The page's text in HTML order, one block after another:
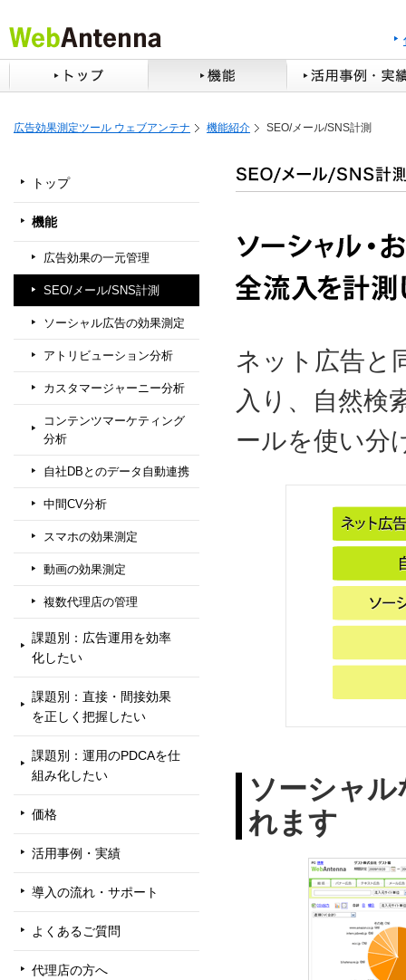
広告効果測定ツール ウェブアンテナ 機能紹介 SEO/メール/SNS計測
トップ
機能
広告効果の一元管理
SEO/メール/SNS計測
ソーシャル広告の効果測定
アトリビューション分析
カスタマージャーニー分析
コンテンツマーケティング
分析
自社DBとのデータ自動連携
中間CV分析
スマホの効果測定
動画の効果測定
複数代理店の管理
課題別：広告運用を効率
化したい
課題別：直接・間接効果
を正しく把握したい
課題別：運用のPDCAを仕
組み化したい
価格
活用事例・実績
導入の流れ・サポート
よくあるご質問
代理店の方へ
ネット広告と
入り、自然検
ールを使い分
ソーシャ
れます